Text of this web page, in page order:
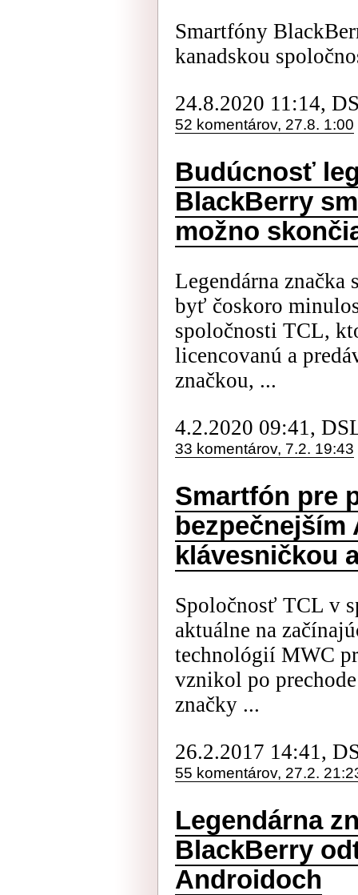
Smartfóny
kanadskou
24.8.2020 11:14,
52 komentárov, 27.8. 1:00
Budúcnosť
BlackBerry
možno
Legendárna
byť čoskoro
spoločnosti TCL,
licencovanú a
značkou, ...
4.2.2020 09:41,
33 komentárov, 7.2. 19:43
Smartfón pre
klávesničkou
Spoločnosť TCL v
aktuálne na
technológií MWC
vznikol po
značky ...
26.2.2017 14:41,
55 komentárov, 27.2.
Legendárna
BlackBerry
Androidoch